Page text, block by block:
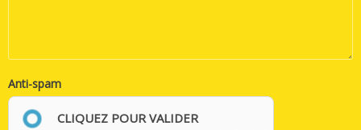
Anti-spam
CLIQUEZ POUR VALIDER